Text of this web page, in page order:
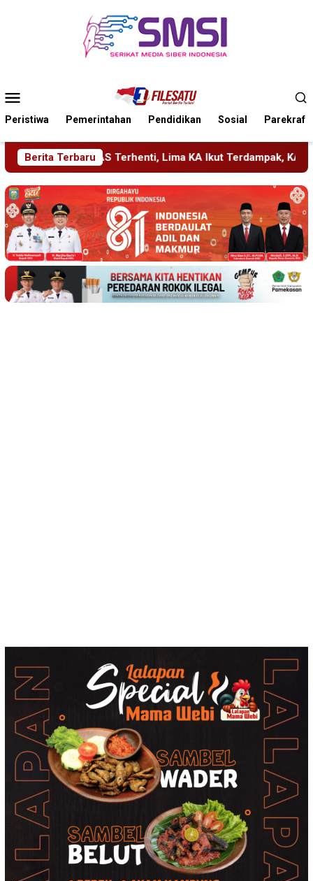
Mobile
Peristiwa Pemerintahan Pendidikan Sosial Parekraf
Berita Terbaru
Lima KA Ikut Terdampak, KAI Daop 7 Gerak Cepat Pulihkan